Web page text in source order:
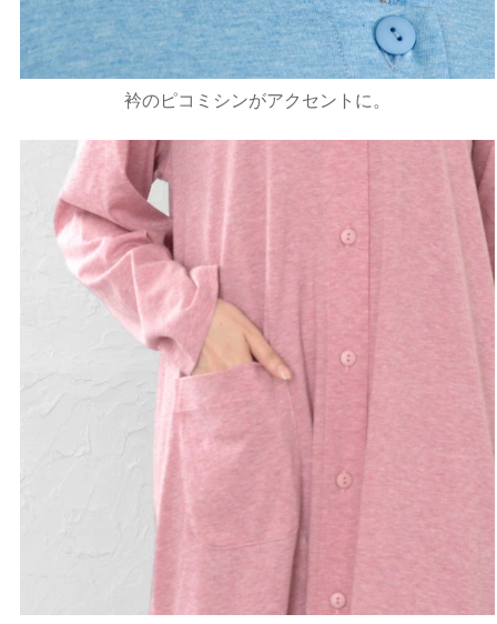
衿のピコミシンがアクセントに。